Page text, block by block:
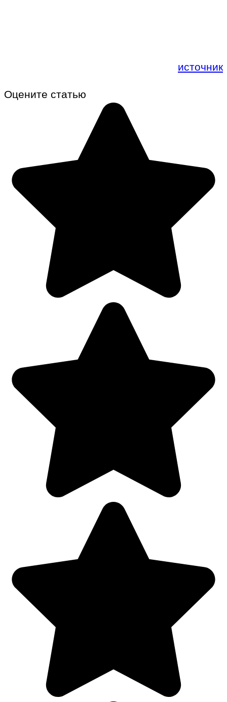
источник
Оцените статью